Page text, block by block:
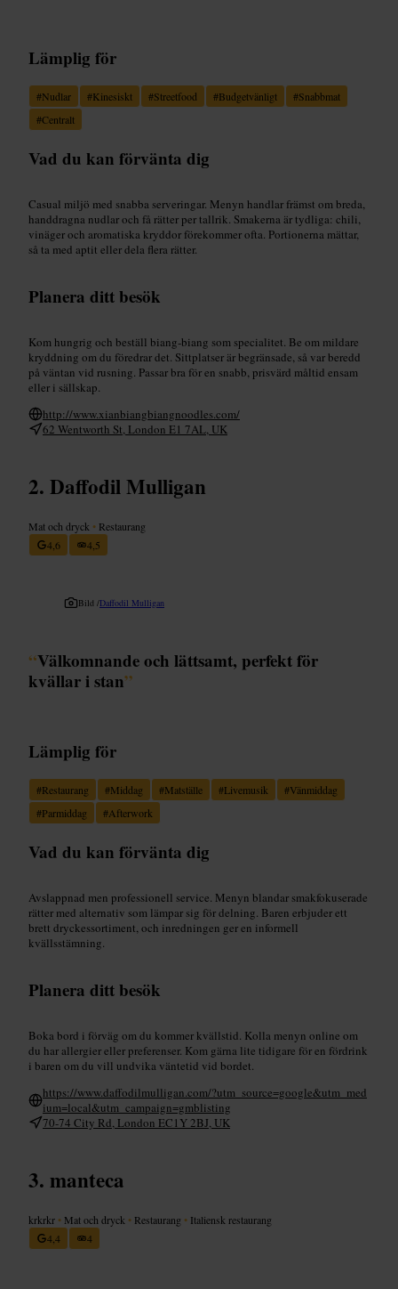
Lämplig för
#Nudlar #Kinesiskt #Streetfood #Budgetvänligt #Snabbmat
#Centralt
Vad du kan förvänta dig
Casual miljö med snabba serveringar. Menyn handlar främst om breda,
handdragna nudlar och få rätter per tallrik. Smakerna är tydliga: chili,
vinäger och aromatiska kryddor förekommer ofta. Portionerna mättar,
så ta med aptit eller dela flera rätter.
Planera ditt besök
Kom hungrig och beställ biang‑biang som specialitet. Be om mildare
kryddning om du föredrar det. Sittplatser är begränsade, så var beredd
på väntan vid rusning. Passar bra för en snabb, prisvärd måltid ensam
eller i sällskap.
http://www.xianbiangbiangnoodles.com/
62 Wentworth St, London E1 7AL, UK
Daffodil Mulligan
Mat och dryck • Restaurang
4,6
4,5
Bild /Daffodil Mulligan
“Välkomnande och lättsamt, perfekt för
kvällar i stan”
Lämplig för
#Restaurang #Middag #Matställe #Livemusik #Vänmiddag
#Parmiddag #Afterwork
Vad du kan förvänta dig
Avslappnad men professionell service. Menyn blandar smakfokuserade
rätter med alternativ som lämpar sig för delning. Baren erbjuder ett
brett dryckessortiment, och inredningen ger en informell
kvällsstämning.
Planera ditt besök
Boka bord i förväg om du kommer kvällstid. Kolla menyn online om
du har allergier eller preferenser. Kom gärna lite tidigare för en fördrink
i baren om du vill undvika väntetid vid bordet.
https://www.daffodilmulligan.com/?utm_source=google&utm_med
ium=local&utm_campaign=gmblisting
70-74 City Rd, London EC1Y 2BJ, UK
manteca
krkrkr • Mat och dryck • Restaurang • Italiensk restaurang
4,4
4